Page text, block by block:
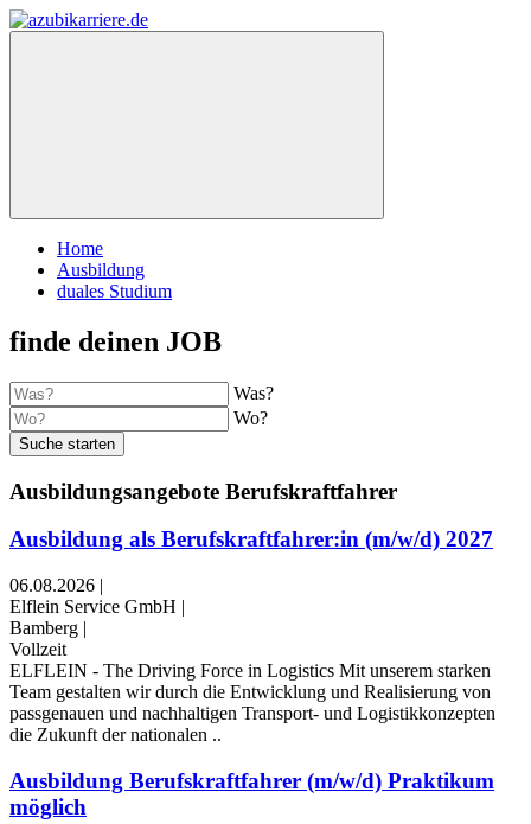
Home
Ausbildung
duales Studium
finde deinen JOB
Was?
Wo?
Suche starten
Ausbildungsangebote Berufskraftfahrer
Ausbildung als Berufskraftfahrer:in (m/w/d) 2027
06.08.2026 |
Elflein Service GmbH |
Bamberg |
Vollzeit
ELFLEIN - The Driving Force in Logistics Mit unserem starken
Team gestalten wir durch die Entwicklung und Realisierung von
passgenauen und nachhaltigen Transport- und Logistikkonzepten
die Zukunft der nationalen ..
Ausbildung Berufskraftfahrer (m/w/d) Praktikum
möglich